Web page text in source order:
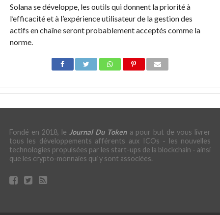
Solana se développe, les outils qui donnent la priorité à
l’efficacité et à l’expérience utilisateur de la gestion des
actifs en chaîne seront probablement acceptés comme la
norme.
Fondé en 2018, le Journal Du Tokena pour but de vous livrer
tous les développements afférents aux ICOs - les nouvelles
technologies propulsées par les start-ups de la blockchain - ainsi
que les crypto-monnaies qui y sont associées.